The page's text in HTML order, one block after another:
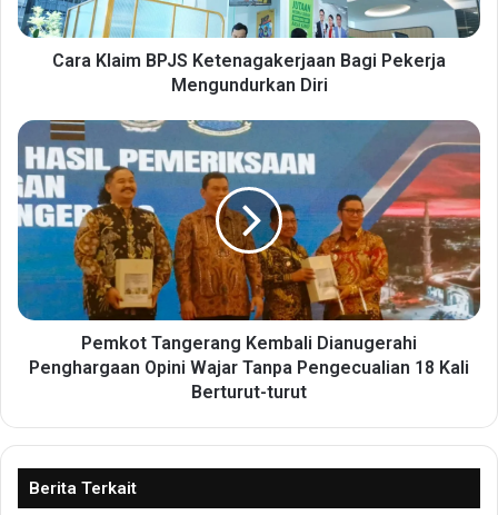
i
m
S
K
e
t
e
n
a
a
a
Cara Klaim BPJS Ketenagakerjaan Bagi Pekerja
Mengundurkan Diri
P
m
k
o
t
T
n
e
Pemkot Tangerang Kembali Dianugerahi
Penghargaan Opini Wajar Tanpa Pengecualian 18 Kali
Berturut-turut
Berita Terkait